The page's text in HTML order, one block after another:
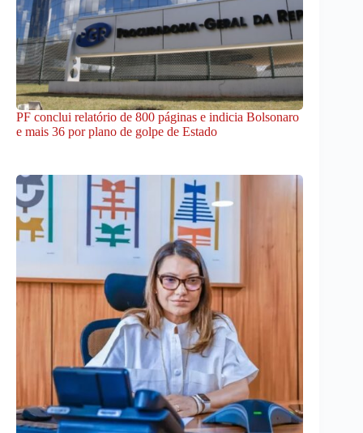
PF conclui relatório de 800 páginas e indicia Bolsonaro
e mais 36 por plano de golpe de Estado